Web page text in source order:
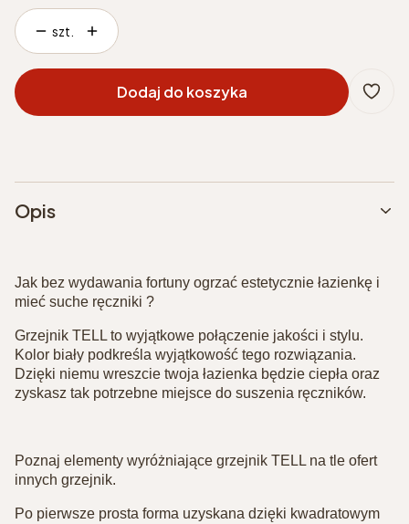
szt.
Dodaj do koszyka
Opis
Jak bez wydawania fortuny ogrzać estetycznie łazienkę i
mieć suche ręczniki ?⁣
⁣Grzejnik TELL to wyjątkowe połączenie jakości i stylu.
Kolor biały podkreśla wyjątkowość tego rozwiązania.
Dzięki niemu wreszcie twoja łazienka będzie ciepła oraz
zyskasz tak potrzebne miejsce do suszenia ręczników.⁣
Poznaj elementy wyróżniające grzejnik TELL na tle ofert
innych grzejnik.⁣
Po pierwsze prosta forma uzyskana dzięki kwadratowym